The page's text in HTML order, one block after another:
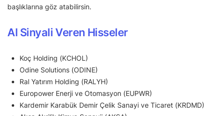
başlıklarına göz atabilirsin.
Al Sinyali Veren Hisseler
Koç Holding (KCHOL)
Odine Solutions (ODINE)
Ral Yatırım Holding (RALYH)
Europower Enerji ve Otomasyon (EUPWR)
Kardemir Karabük Demir Çelik Sanayi ve Ticaret (KRDMD)